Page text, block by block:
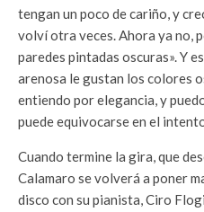
tengan un poco de cariño, y
volví otra veces. Ahora ya no,
paredes pintadas oscuras». Y
arenosa le gustan los colores
entiendo por elegancia, y
puede equivocarse en el
Cuando termine la gira, que
Calamaro se volverá a poner
disco con su pianista, Ciro